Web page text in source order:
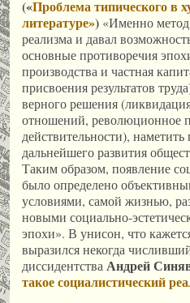
(«Проблема типического в
литературе») «Именно метод
реализма и давал
основные противоречия
производства и частная
присвоения результатов
верного решения
отношений, революционное
действительности),
дальнейшего развития
Таким образом, появление
было определено
условиями, самой жизнью,
новыми социально-
эпохи». В унисон, что
выразился некогда
диссидентства Андрей
такое социалистический